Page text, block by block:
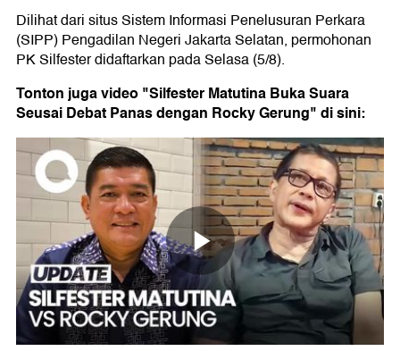
Dilihat dari situs Sistem Informasi Penelusuran Perkara
(SIPP) Pengadilan Negeri Jakarta Selatan, permohonan
PK Silfester didaftarkan pada Selasa (5/8).
Tonton juga video "Silfester Matutina Buka Suara
Seusai Debat Panas dengan Rocky Gerung" di sini: